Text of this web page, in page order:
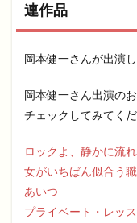
連作品
岡本健一さんが出演
岡本健一さん出演の
チェックしてみてく
ロックよ、静かに流
女がいちばん似合う
あいつ
プライベート・レッス